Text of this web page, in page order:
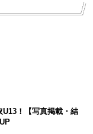
！【写真掲載‪‪‪︎︎・結